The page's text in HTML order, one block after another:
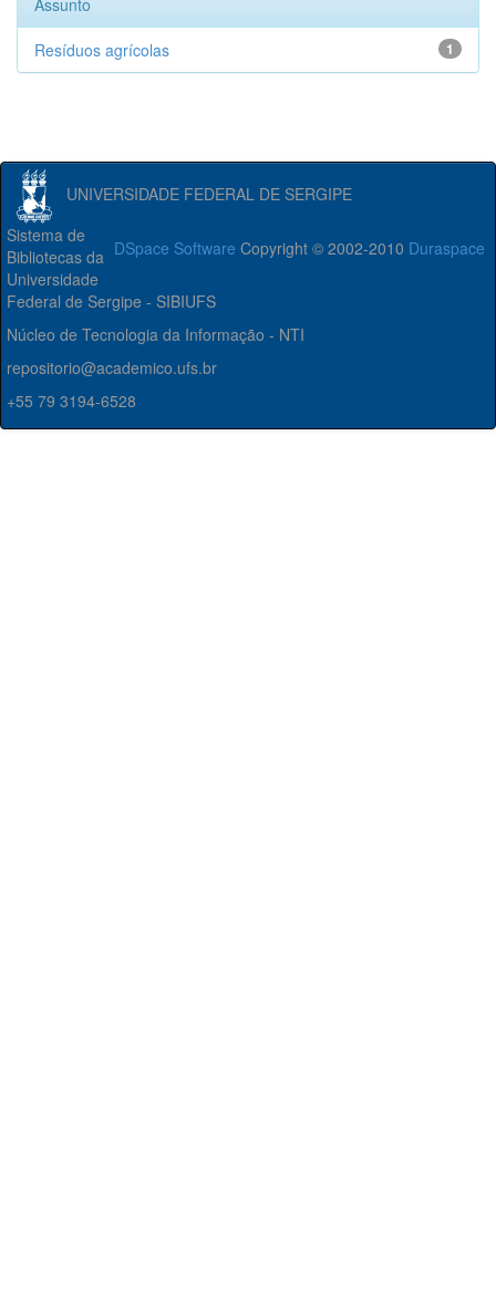
Assunto
1
Resíduos agrícolas
UNIVERSIDADE FEDERAL DE SERGIPE
DSpace Software Copyright © 2002-2010 Duraspace
Sistema de
Bibliotecas da
Universidade
Federal de Sergipe - SIBIUFS
Núcleo de Tecnologia da Informação - NTI
repositorio@academico.ufs.br
+55 79 3194-6528